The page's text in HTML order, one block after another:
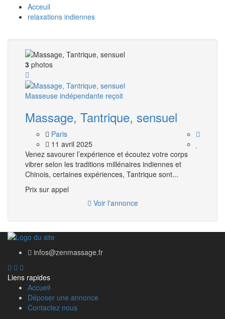
Acceuil
relaxations indiennes
3 photos
Masseuse indépendante reçoit
Massage, Tantrique, sensuel
Paris
11 avril 2025
Venez savourer l’expérience et écoutez votre corps
vibrer selon les traditions millénaires indiennes et
Chinois, certaines expériences, Tantrique sont...
Prix ​​sur appel
Voir l'annonce
infos@zenmassage.fr
Liens rapides
Accueil
Déposer une annonce
Contactez nous